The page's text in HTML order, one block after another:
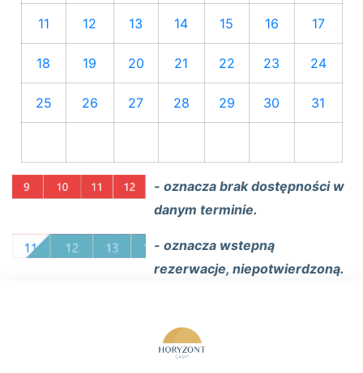
11 12 13 14 15 16 17
18 19 20 21 22 23 24
25 26 27 28 29 30 31
- oznacza brak dostępności w
danym terminie.
- oznacza wstepną
rezerwacje, niepotwierdzoną.